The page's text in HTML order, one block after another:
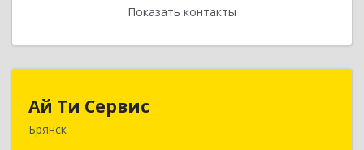
Показать контакты
Назад
Ай Ти Сервис
Брянск